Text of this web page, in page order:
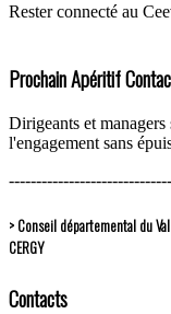
Rester connecté au
Prochain Apéritif
Dirigeants et
l'engagement sans
> Conseil départemental du
CERGY
Contacts